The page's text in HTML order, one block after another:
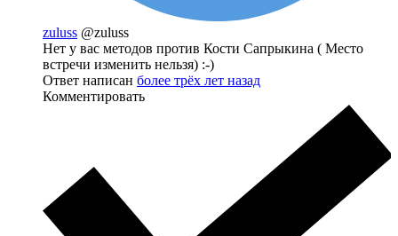
zuluss @zuluss
Нет у вас методов против Кости Сапрыкина ( Место
встречи изменить нельзя) :-)
Ответ написан более трёх лет назад
Комментировать